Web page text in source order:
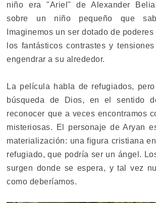
niño era "Ariel" de Alexander
sobre un niño pequeño que
Imaginemos un ser dotado de
los fantásticos contrastes y
engendrar a su alrededor.
La película habla de refugiados,
búsqueda de Dios, en el sentido
reconocer que a veces encontramos
misteriosas. El personaje de Aryan
materialización: una figura cristiana
refugiado, que podría ser un ángel.
surgen donde se espera, y tal vez
como deberíamos.